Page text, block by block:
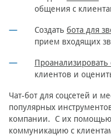
общения с
Создать бота для
прием входящих
Проанализировать
клиентов и
Чат-бот для соцсетей и
популярных
компании. С их помощью
коммуникацию с